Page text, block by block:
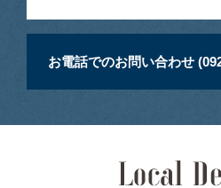
お電話でのお問い合わせ